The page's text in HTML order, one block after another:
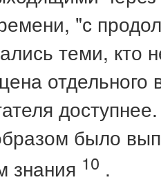
"с
теми, кто
было
знания 10 .